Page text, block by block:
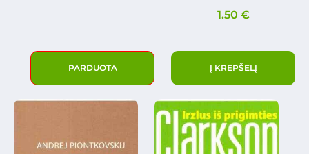
PARDUOTA
1.50 €
Į KREPŠELĮ